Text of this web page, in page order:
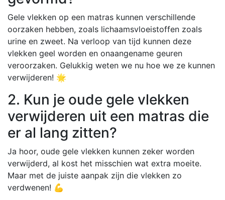
Gele vlekken op een matras kunnen verschillende
oorzaken hebben, zoals lichaamsvloeistoffen zoals
urine en zweet. Na verloop van tijd kunnen deze
vlekken geel worden en onaangename geuren
veroorzaken. Gelukkig weten we nu hoe we ze kunnen
verwijderen! 🌟
2. Kun je oude gele vlekken
verwijderen uit een matras die
er al lang zitten?
Ja hoor, oude gele vlekken kunnen zeker worden
verwijderd, al kost het misschien wat extra moeite.
Maar met de juiste aanpak zijn die vlekken zo
verdwenen! 💪